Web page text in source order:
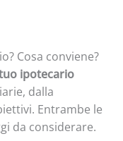
Cosa conviene?
ipotecario
dalla
Entrambe le
da considerare.